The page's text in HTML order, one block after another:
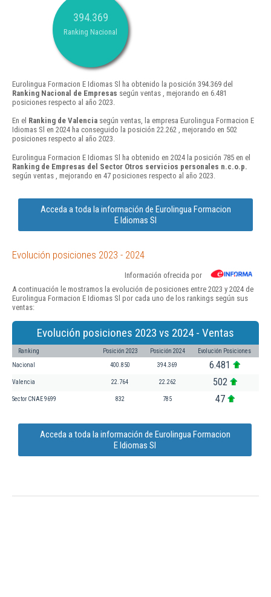
394.369
Ranking Nacional
Eurolingua Formacion E Idiomas Sl ha obtenido la posición 394.369 del
Ranking Nacional de Empresas según ventas , mejorando en 6.481
posiciones respecto al año 2023.
En el Ranking de Valencia según ventas, la empresa Eurolingua Formacion E
Idiomas Sl en 2024 ha conseguido la posición 22.262 , mejorando en 502
posiciones respecto al año 2023.
Eurolingua Formacion E Idiomas Sl ha obtenido en 2024 la posición 785 en el
Ranking de Empresas del Sector Otros servicios personales n.c.o.p.
según ventas , mejorando en 47 posiciones respecto al año 2023.
Acceda a toda la información de Eurolingua Formacion
E Idiomas Sl
Evolución posiciones 2023 - 2024
Información ofrecida por
A continuación le mostramos la evolución de posiciones entre 2023 y 2024 de
Eurolingua Formacion E Idiomas Sl por cada uno de los rankings según sus
ventas:
Evolución posiciones 2023 vs 2024 - Ventas
Ranking Posición 2023 Posición 2024 Evolución Posiciones
Nacional 400.850 394.369 6.481
Valencia 22.764 22.262 502
Sector CNAE 9699 832 785 47
Acceda a toda la información de Eurolingua Formacion
E Idiomas Sl